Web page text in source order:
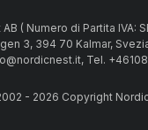
( Numero di Partita IVA:
3, 394 70 Kalmar,
Tel.
- 2026 Copyright